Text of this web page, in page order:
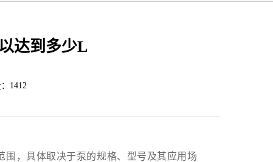
达到多少L
1412
，具体取决于泵的规格、型号及其应用场